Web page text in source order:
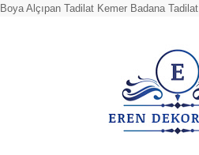
Boya Alçıpan Tadilat Kemer Badana Tadilat